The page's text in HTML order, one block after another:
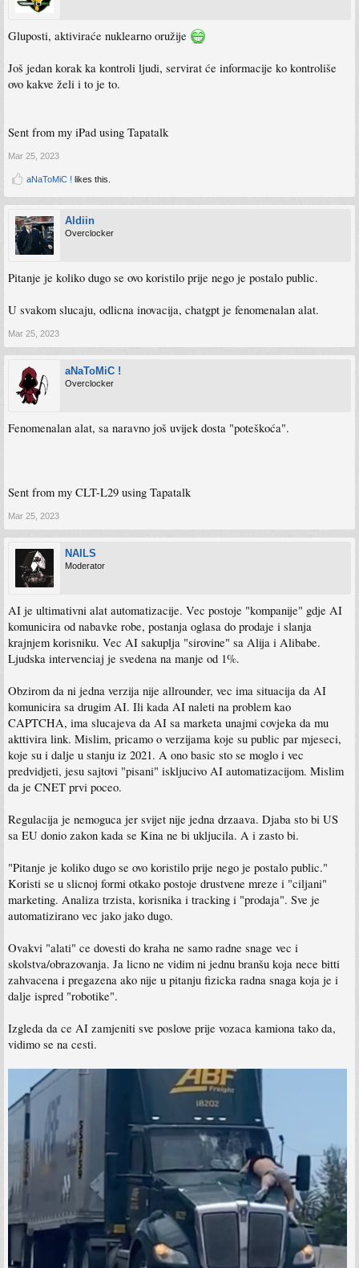
Gluposti, aktiviraće nuklearno oružije
Još jedan korak ka kontroli ljudi, servirat će informacije ko kontroliše
ovo kakve želi i to je to.
Sent from my iPad using Tapatalk
Mar 25, 2023
aNaToMiC ! likes this.
Aldiin
Overclocker
Pitanje je koliko dugo se ovo koristilo prije nego je postalo public.
U svakom slucaju, odlicna inovacija, chatgpt je fenomenalan alat.
Mar 25, 2023
aNaToMiC !
Overclocker
Fenomenalan alat, sa naravno još uvijek dosta "poteškoća".
Sent from my CLT-L29 using Tapatalk
Mar 25, 2023
NAILS
Moderator
AI je ultimativni alat automatizacije. Vec postoje "kompanije" gdje AI
komunicira od nabavke robe, postanja oglasa do prodaje i slanja
krajnjem korisniku. Vec AI sakuplja "sirovine" sa Alija i Alibabe.
Ljudska intervenciaj je svedena na manje od 1%.
Obzirom da ni jedna verzija nije allrounder, vec ima situacija da AI
komunicira sa drugim AI. Ili kada AI naleti na problem kao
CAPTCHA, ima slucajeva da AI sa marketa unajmi covjeka da mu
akttivira link. Mislim, pricamo o verzijama koje su public par mjeseci,
koje su i dalje u stanju iz 2021. A ono basic sto se moglo i vec
predvidjeti, jesu sajtovi "pisani" iskljucivo AI automatizacijom. Mislim
da je CNET prvi poceo.
Regulacija je nemoguca jer svijet nije jedna drzaava. Djaba sto bi US
sa EU donio zakon kada se Kina ne bi ukljucila. A i zasto bi.
"Pitanje je koliko dugo se ovo koristilo prije nego je postalo public."
Koristi se u slicnoj formi otkako postoje drustvene mreze i "ciljani"
marketing. Analiza trzista, korisnika i tracking i "prodaja". Sve je
automatizirano vec jako jako dugo.
Ovakvi "alati" ce dovesti do kraha ne samo radne snage vec i
skolstva/obrazovanja. Ja licno ne vidim ni jednu branšu koja nece bitti
zahvacena i pregazena ako nije u pitanju fizicka radna snaga koja je i
dalje ispred "robotike".
Izgleda da ce AI zamjeniti sve poslove prije vozaca kamiona tako da,
vidimo se na cesti.